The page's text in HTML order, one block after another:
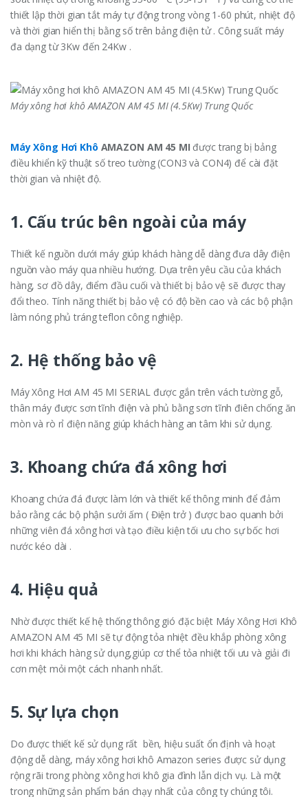
thiết lập thời gian tắt máy tự động trong vòng 1-60 phút, nhiệt độ
và thời gian hiển thị bằng số trên bảng điện tử . Công suất máy
đa dạng từ 3Kw đến 24Kw .
Máy xông hơi khô AMAZON AM 45 MI (4.5Kw) Trung Quốc
Máy Xông Hơi Khô AMAZON AM 45 MI được trang bị bảng
điều khiển kỹ thuật số treo tường (CON3 và CON4) để cài đặt
thời gian và nhiệt độ.
1. Cấu trúc bên ngoài của máy
Thiết kế nguồn dưới máy giúp khách hàng dễ dàng đưa dây điện
nguồn vào máy qua nhiều hướng. Dựa trên yêu cầu của khách
hàng, sơ đồ dây, điểm đầu cuối và thiết bị bảo vệ sẽ được thay
đổi theo. Tính năng thiết bị bảo vệ có độ bền cao và các bộ phận
làm nóng phủ tráng teflon công nghiệp.
2. Hệ thống bảo vệ
Máy Xông Hơi AM 45 MI SERIAL được gắn trên vách tường gỗ,
thân máy được sơn tĩnh điện và phủ bằng sơn tĩnh điên chống ăn
mòn và rò rỉ điện năng giúp khách hàng an tâm khi sử dụng.
3. Khoang chứa đá xông hơi
Khoang chứa đá được làm lớn và thiết kế thông minh để đảm
bảo rằng các bộ phận sưởi ấm ( Điện trở ) được bao quanh bởi
những viên đá xông hơi và tạo điều kiện tối ưu cho sự bốc hơi
nước kéo dài .
4. Hiệu quả
Nhờ được thiết kế hệ thống thông gió đặc biệt Máy Xông Hơi Khô
AMAZON AM 45 MI sẽ tự động tỏa nhiệt đều khắp phòng xông
hơi khi khách hàng sử dụng,giúp cơ thể tỏa nhiệt tối ưu và giải đi
cơn mệt mỏi một cách nhanh nhất.
5. Sự lựa chọn
Do được thiết kế sử dụng rất bền, hiệu suất ổn định và hoạt
động dễ dàng, máy xông hơi khô Amazon series được sử dụng
rộng rãi trong phòng xông hơi khô gia đình lẫn dịch vụ. Là một
trong những sản phẩm bán chạy nhất của công ty chúng tôi.